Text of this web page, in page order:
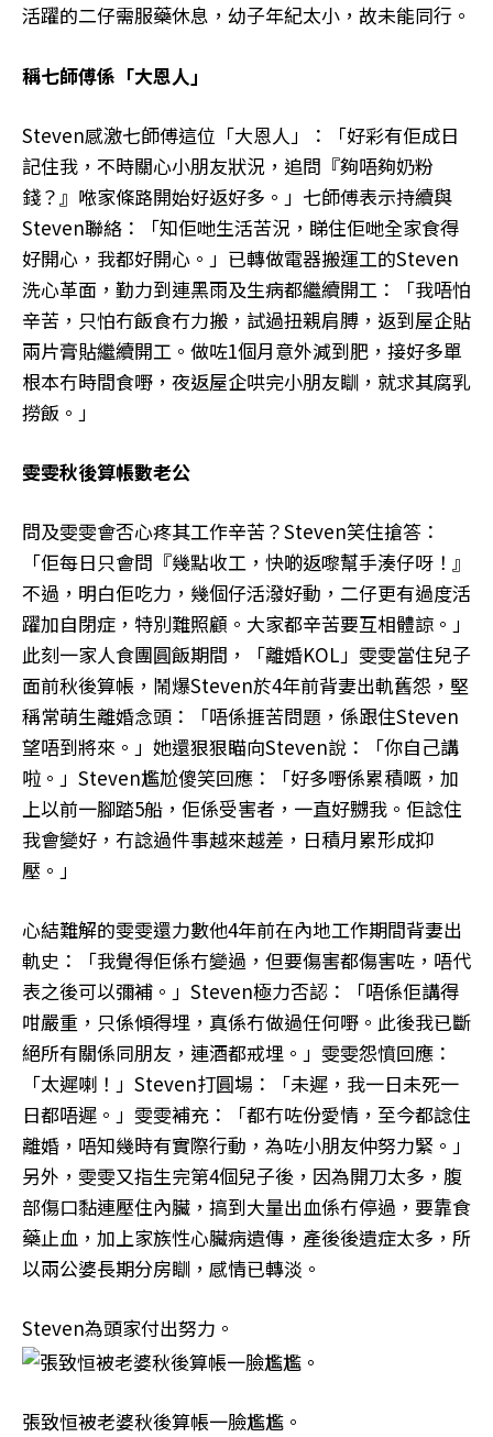
活躍的二仔需服藥休息，幼子年紀太小，故未能同行。
稱七師傅係「大恩人」
Steven感激七師傅這位「大恩人」：「好彩有佢成日
記住我，不時關心小朋友狀況，追問『夠唔夠奶粉
錢？』𠵱家條路開始好返好多。」七師傅表示持續與
Steven聯絡：「知佢哋生活苦況，睇住佢哋全家食得
好開心，我都好開心。」已轉做電器搬運工的Steven
洗心革面，勤力到連黑雨及生病都繼續開工：「我唔怕
辛苦，只怕冇飯食冇力搬，試過扭親肩膊，返到屋企貼
兩片膏貼繼續開工。做咗1個月意外減到肥，接好多單
根本冇時間食嘢，夜返屋企哄完小朋友瞓，就求其腐乳
撈飯。」
雯雯秋後算帳數老公
問及雯雯會否心疼其工作辛苦？Steven笑住搶答：
「佢每日只會問『幾點收工，快啲返嚟幫手湊仔呀！』
不過，明白佢吃力，幾個仔活潑好動，二仔更有過度活
躍加自閉症，特別難照顧。大家都辛苦要互相體諒。」
此刻一家人食團圓飯期間，「離婚KOL」雯雯當住兒子
面前秋後算帳，鬧爆Steven於4年前背妻出軌舊怨，堅
稱常萌生離婚念頭：「唔係捱苦問題，係跟住Steven
望唔到將來。」她還狠狠瞄向Steven說：「你自己講
啦。」Steven尷尬傻笑回應：「好多嘢係累積嘅，加
上以前一腳踏5船，佢係受害者，一直好嬲我。佢諗住
我會變好，冇諗過件事越來越差，日積月累形成抑
壓。」
心結難解的雯雯還力數他4年前在內地工作期間背妻出
軌史：「我覺得佢係冇變過，但要傷害都傷害咗，唔代
表之後可以彌補。」Steven極力否認：「唔係佢講得
咁嚴重，只係傾得埋，真係冇做過任何嘢。此後我已斷
絕所有關係同朋友，連酒都戒埋。」雯雯怨憤回應：
「太遲喇！」Steven打圓場：「未遲，我一日未死一
日都唔遲。」雯雯補充：「都冇咗份愛情，至今都諗住
離婚，唔知幾時有實際行動，為咗小朋友仲努力緊。」
另外，雯雯又指生完第4個兒子後，因為開刀太多，腹
部傷口黏連壓住內臟，搞到大量出血係冇停過，要靠食
藥止血，加上家族性心臟病遺傳，產後後遺症太多，所
以兩公婆長期分房瞓，感情已轉淡。
Steven為頭家付出努力。
張致恒被老婆秋後算帳一臉尷尷。